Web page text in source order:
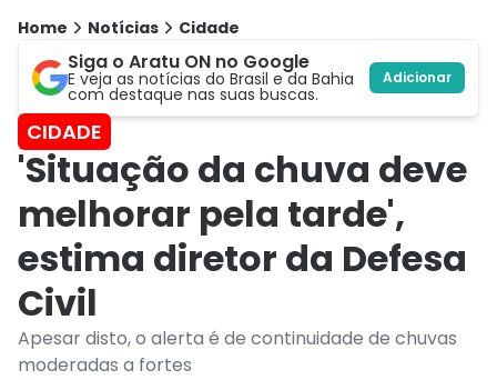
Home Notícias Cidade
Siga o Aratu ON no Google
E veja as notícias do Brasil e da Bahia
com destaque nas suas buscas.
Adicionar
CIDADE
'Situação da chuva deve
melhorar pela tarde',
estima diretor da Defesa
Civil
Apesar disto, o alerta é de continuidade de chuvas
moderadas a fortes